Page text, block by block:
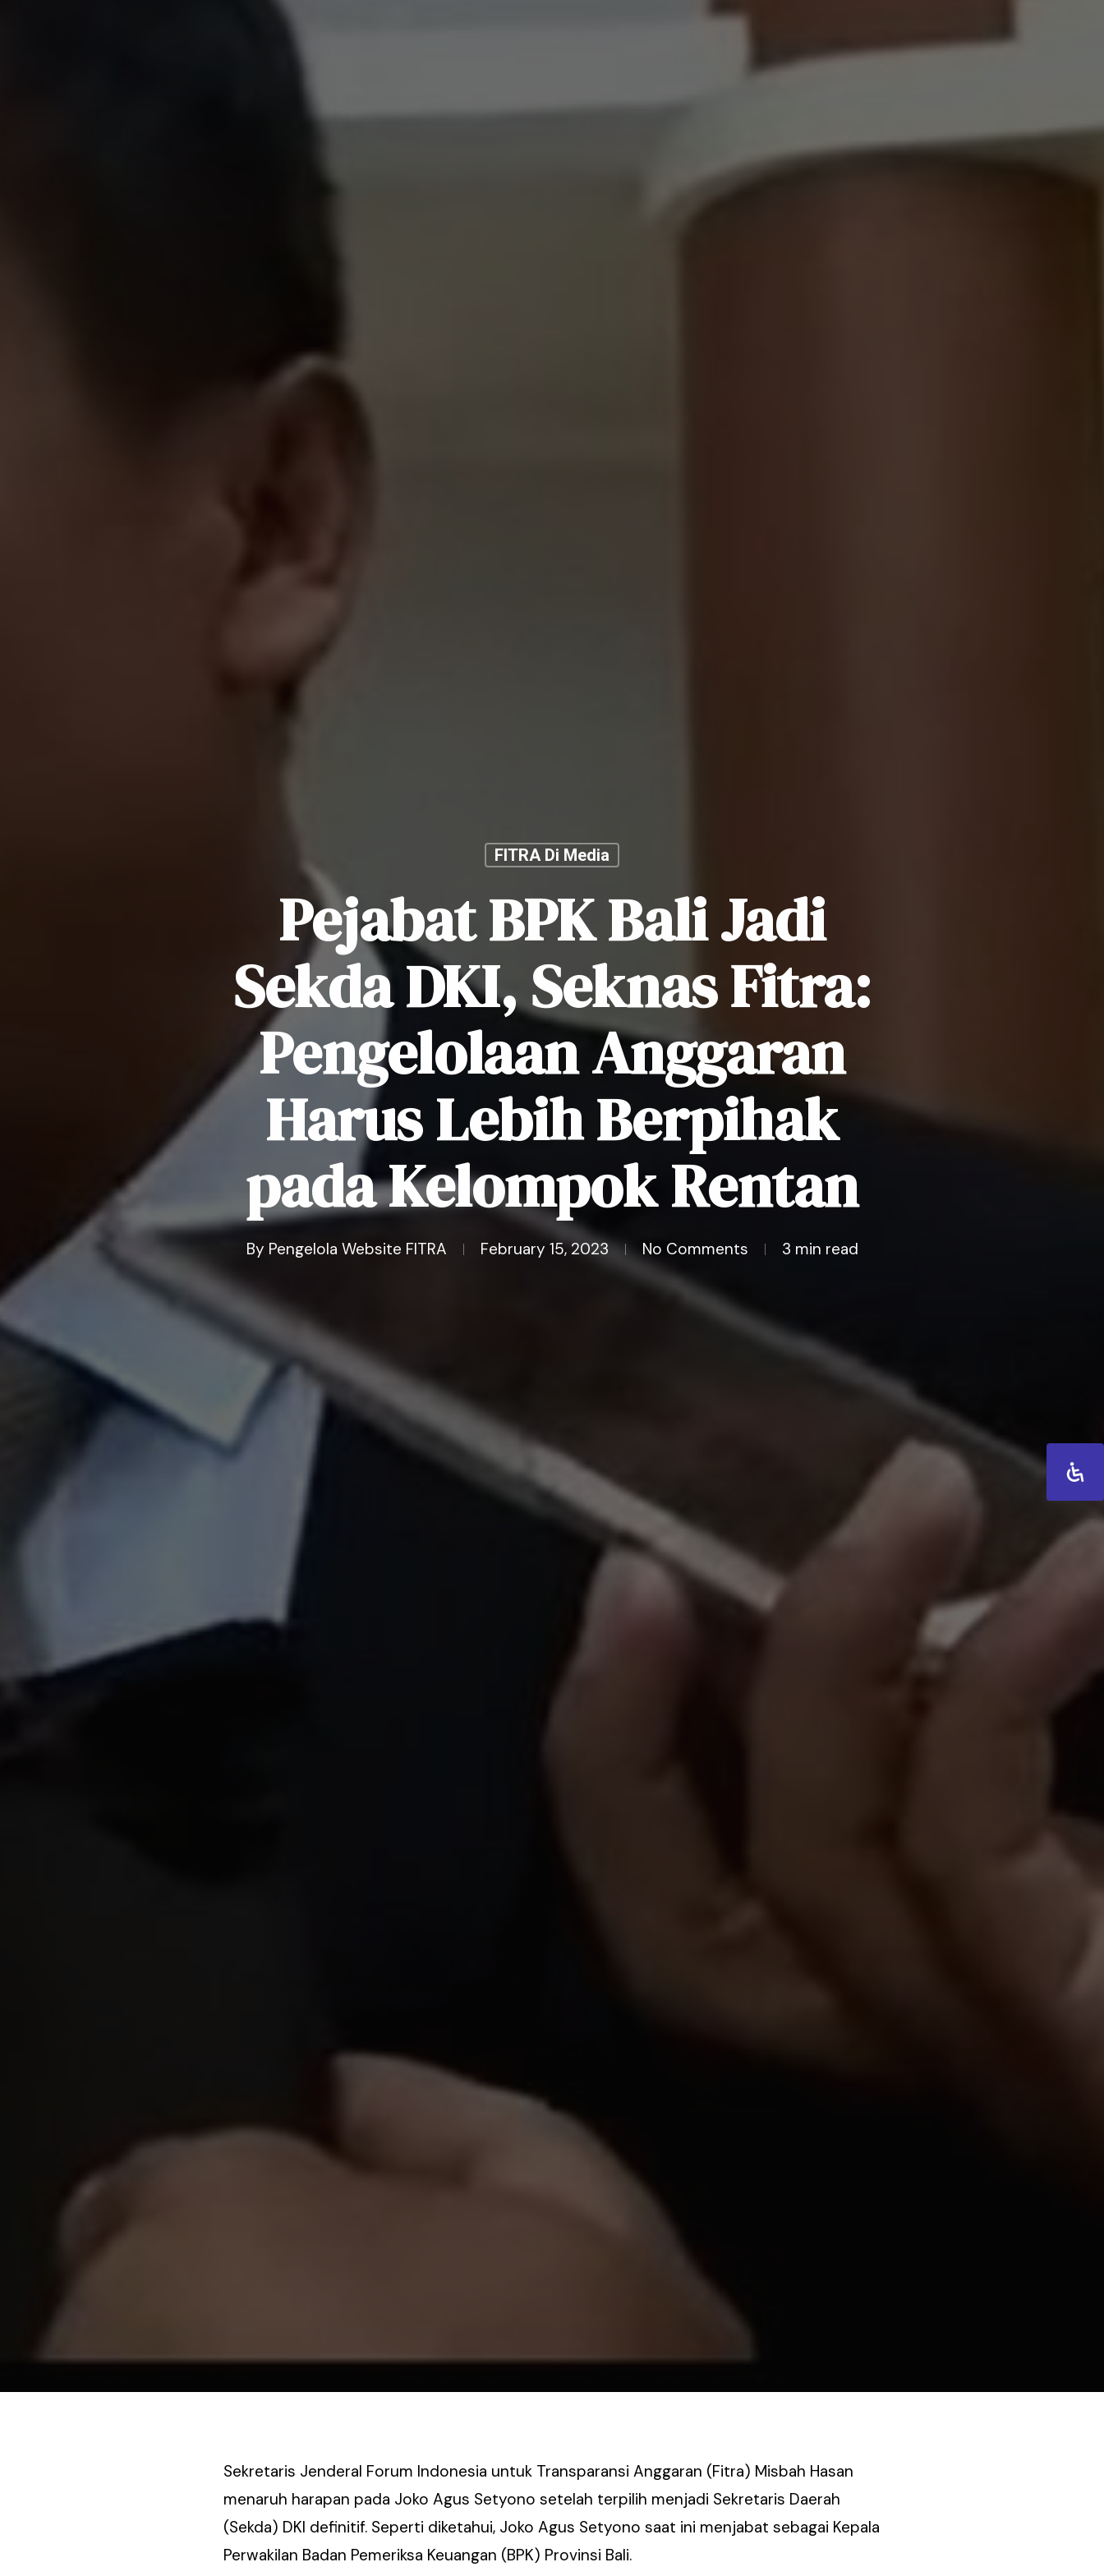
FITRA Di Media
Pejabat BPK Bali Jadi
Sekda DKI, Seknas Fitra:
Pengelolaan Anggaran
Harus Lebih Berpihak
pada Kelompok Rentan
By Pengelola Website FITRA February 15, 2023 No Comments 3 min read
Sekretaris Jenderal Forum Indonesia untuk Transparansi Anggaran (Fitra) Misbah Hasan
menaruh harapan pada Joko Agus Setyono setelah terpilih menjadi Sekretaris Daerah
(Sekda) DKI definitif. Seperti diketahui, Joko Agus Setyono saat ini menjabat sebagai Kepala
Perwakilan Badan Pemeriksa Keuangan (BPK) Provinsi Bali.